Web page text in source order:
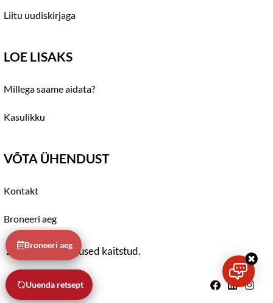
Liitu uudiskirjaga
LOE LISAKS
Millega saame aidata?
Kasulikku
VÕTA ÜHENDUST
Kontakt
Broneeri aeg
2021 © Kõik õigused kaitstud.
Privaatsuspoliitika
Broneeri aeg
Uuenda retsept